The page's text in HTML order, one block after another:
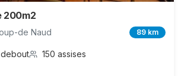
200m2
de Naud 89 km
debout 150 assises